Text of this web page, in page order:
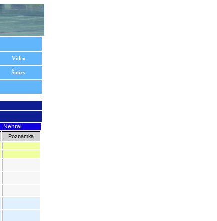
Video
Šnúry
Nehral
Poznámka